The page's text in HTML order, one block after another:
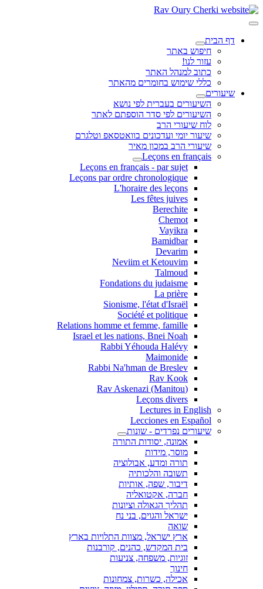
דף הבית
חיפוש באתר
עזור לנו!
כתוב למנהל האתר
כללי שימוש בחומרים מהאתר
שיעורים
השיעורים בעברית לפי נושא
השיעורים לפי סדר הוספתם לאתר
לוח שיעורי הרב
שיעור יומי ועדכונים בוואטסאפ וטלגרם
שיעורי הרב במכון מאיר
Leçons en français
Leçons en français - par sujet
Leçons par ordre chronologique
L'horaire des leçons
Les fêtes juives
Berechite
Chemot
Vayikra
Bamidbar
Devarim
Neviim et Ketouvim
Talmoud
Fondations du judaisme
La prière
Sionisme, l'état d'Israël
Société et politique
Relations homme et femme, famille
Israel et les nations, Bnei Noah
Rabbi Yéhouda Halévy
Maimonide
Rabbi Na'hman de Breslev
Rav Kook
(Rav Askenazi (Manitou
Leçons divers
Lectures in English
Lecciones en Español
שיעורים נפרדים - שונות
אמונה, יסודות התורה
מוסר, מידות
תורה ומדע, אבולוציה
תשובה והלכותיה
דיבור, שפה, אותיות
חברה, אקטואליה
תהליך הגאולה וציונות
ישראל והגוים, בני נח
שואה
ארץ ישראל, מצוות התלויות בארץ
בית המקדש, כהנים, קורבנות
זוגיות, משפחה, צניעות
חינוך
אכילה, כשרות, צמחונות